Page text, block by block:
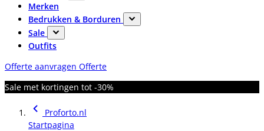
Merken
Bedrukken & Borduren
Sale
Outfits
Offerte aanvragen Offerte
Sale met kortingen tot -30%
Proforto.nl
Startpagina